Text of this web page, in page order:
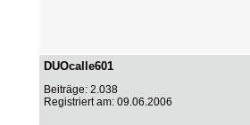
DUOcalle601
Beiträge: 2.038
Registriert am: 09.06.2006